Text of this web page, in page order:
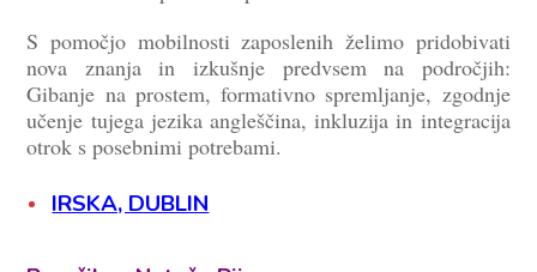
S pomočjo mobilnosti zaposlenih želimo pridobivati
nova znanja in izkušnje predvsem na področjih:
Gibanje na prostem, formativno spremljanje, zgodnje
učenje tujega jezika angleščina, inkluzija in integracija
otrok s posebnimi potrebami.
IRSKA, DUBLIN